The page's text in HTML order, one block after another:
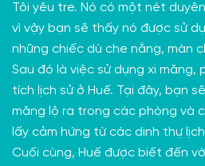
Tôi yêu tre. Nó có một nét
vì vậy bạn sẽ thấy nó được sử
những chiếc dù che nắng, màn
Sau đó là việc sử dụng xi măng,
tích lịch sử ở Huế. Tại đây, bạn
măng lộ ra trong các phòng và
lấy cảm hứng từ các dinh thự
Cuối cùng, Huế được biết đến